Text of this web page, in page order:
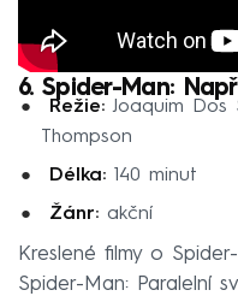
6. Spider-Man:
Režie:Joaquim Dos
Thompson
Délka:140 minut
Žánr:akční
Kreslené filmy o
Spider-Man: Paralelní